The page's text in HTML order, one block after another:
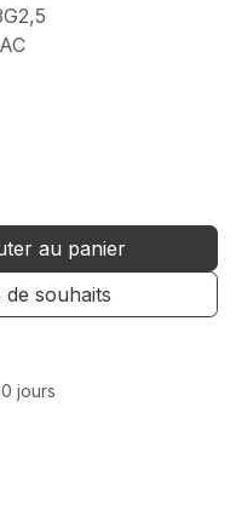
au panier
souhaits
jours